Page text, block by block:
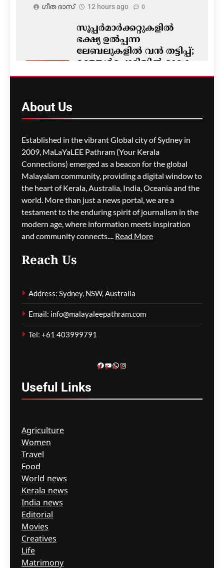
ഗീത ദാസ്‌ 12 hours ago 0
സൂപ്പർമാർക്കറ്റുകളിൽ
ഭക്ഷ്യ ഉൽപ്പന്ന
ലേബലുകളിൽ വൻ തട്ടിപ്പ്;
മഞ്ഞൾപ്പൊടിയിൽ മാരക
വിഷാംശമെന്ന്
M5 മോട്ടോർവേയിൽ
മാലിന്യ ട്രക്കിന് തീപിടിച്ചു;
കിലോമീറ്ററുകളോളം
ഗതാഗതക്കുരുക്ക്, മലയാളി
യാത്രികരെയും ബാധിച്ചു
ഗീത ദാസ്‌ 13 hours ago
നടപടിക്രമങ്ങൾ
About Us
Established in the vibrant Global city of Sydney in
2009, MaLaYaLEE Pathram (Your Kerala
Connections) emerged as a beacon for the global
Malayalam community, providing a digital window to
the heart of Kerala, Australia, India, Oceania and the
world. More than just a news portal, we are a
testament to the enduring spirit of journalism in the
modern age, where information meets inspiration
and community connects.... Read More
Reach Us
Address: Sydney, NSW, Australia
Email: info@malayaleepathram.com
Tel: +61 403999791
Facebook
YouTube
WhatsApp
Instagram
Useful Links
Agriculture
Women
Travel
Food
World news
Kerala news
India news
Editorial
Movies
Creatives
Life
Matrimony